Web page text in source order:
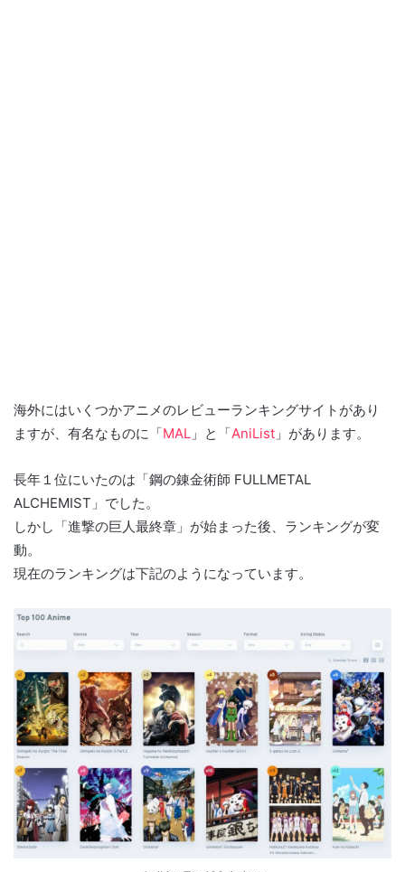
海外にはいくつかアニメのレビューランキングサイトがあり
ますが、有名なものに「MAL 」と「AniList 」があります。
長年１位にいたのは「鋼の錬金術師 FULLMETAL
ALCHEMIST」でした。
しかし「進撃の巨人最終章」が始まった後、ランキングが変
動。
現在のランキングは下記のようになっています。